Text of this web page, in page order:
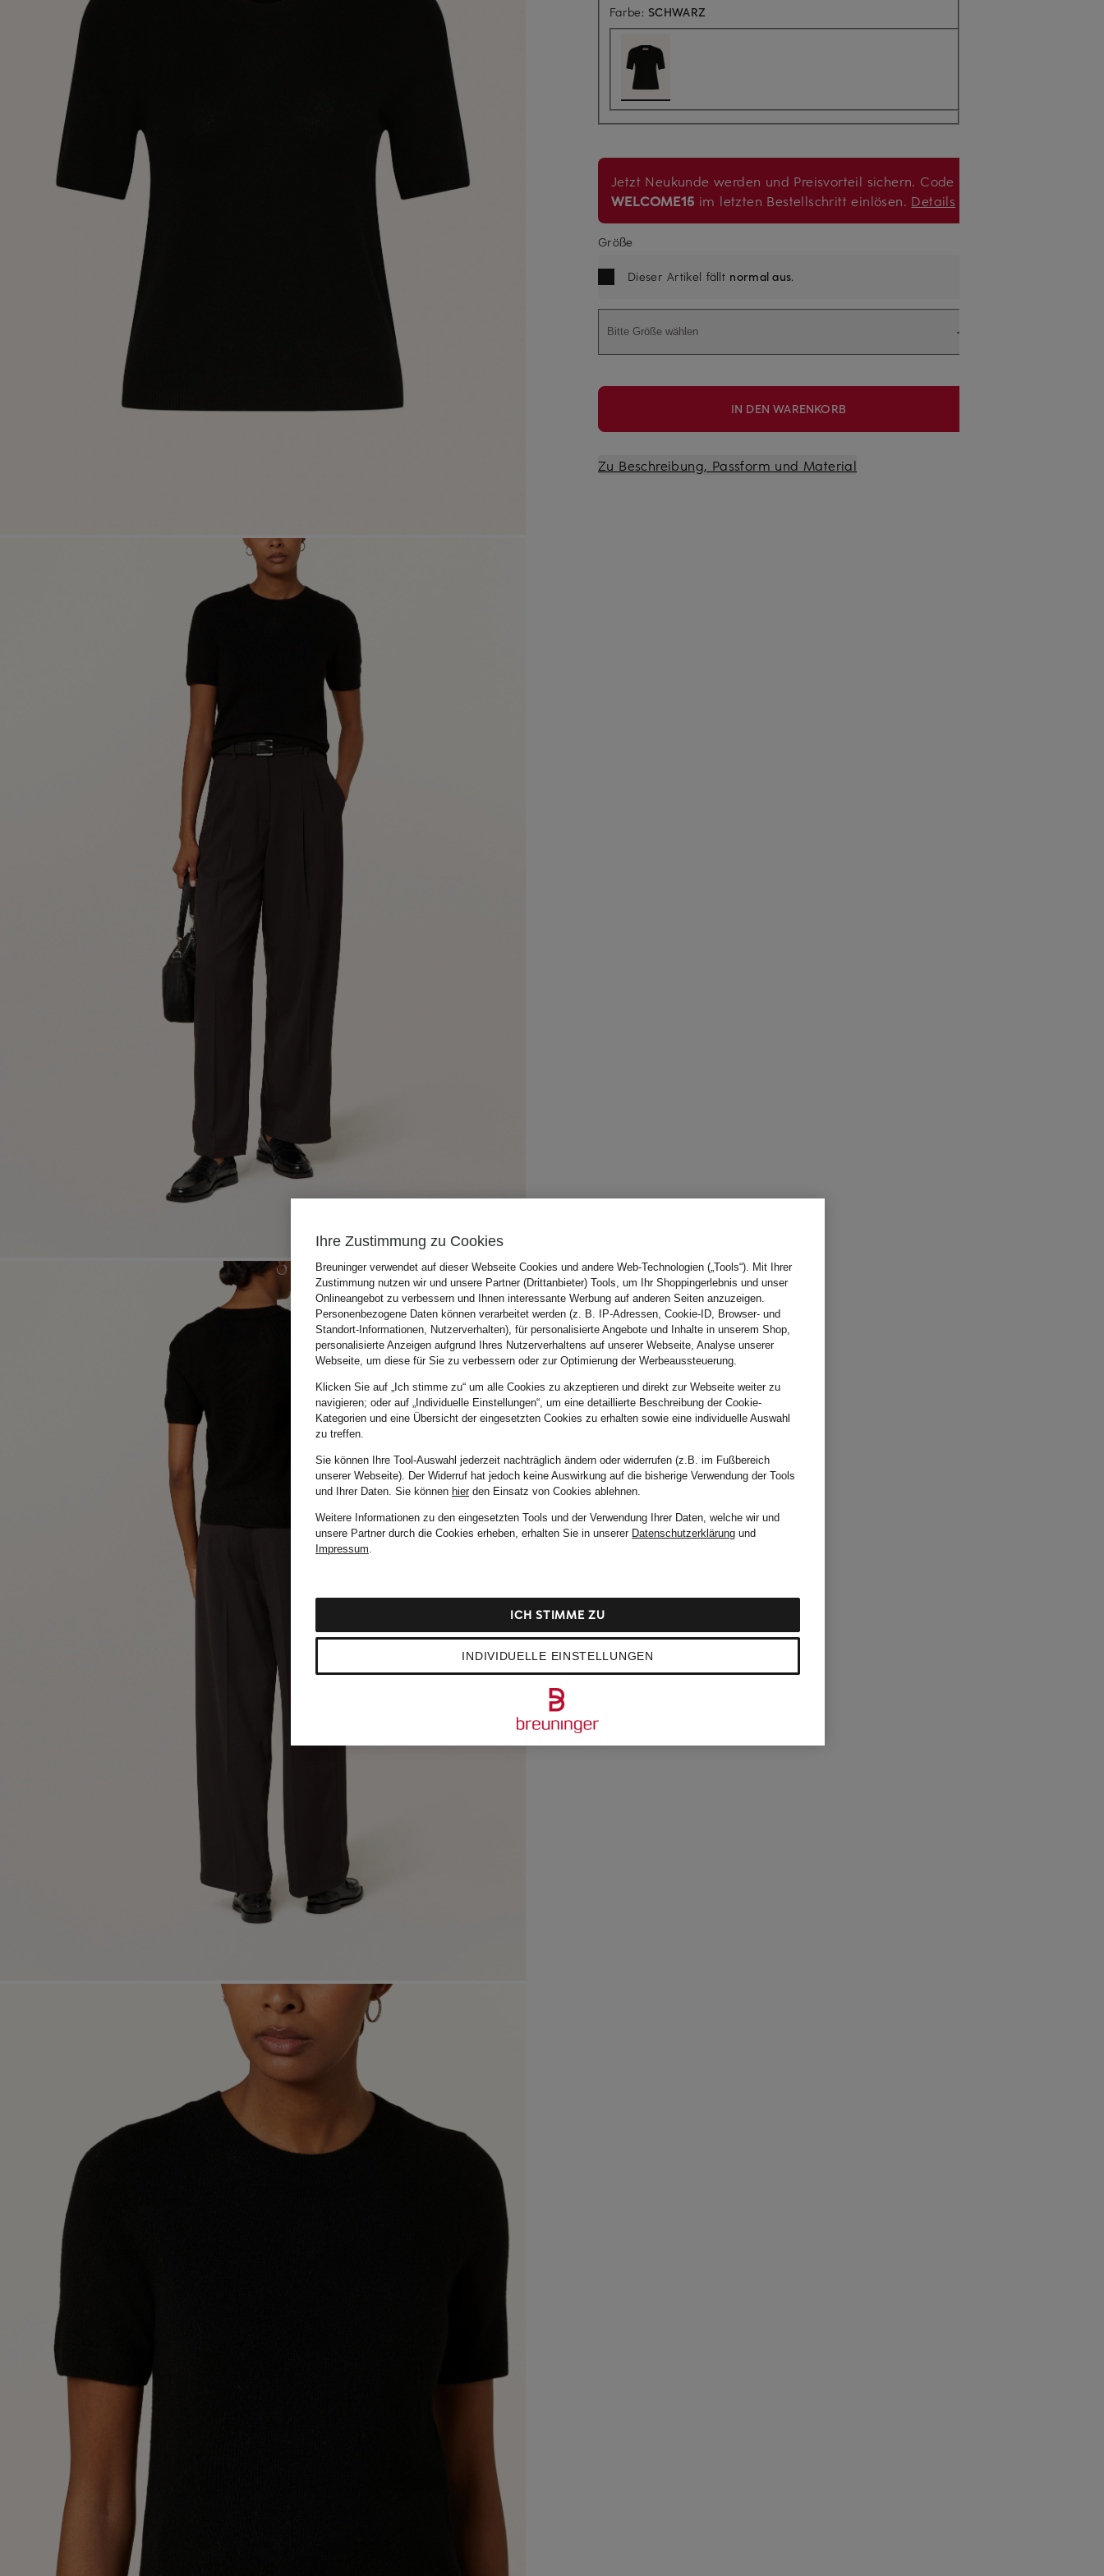
Farbe: SCHWARZ
Jetzt Neukunde werden und Preisvorteil sichern. Code
WELCOME15 im letzten Bestellschritt einlösen. Details
Größe
Dieser Artikel fällt normal aus.
Bitte Größe wählen
IN DEN WARENKORB
Zu Beschreibung, Passform und Material
Ihre Zustimmung zu Cookies
Breuninger verwendet auf dieser Webseite Cookies und andere Web-Technologien („Tools“). Mit Ihrer
Zustimmung nutzen wir und unsere Partner (Drittanbieter) Tools, um Ihr Shoppingerlebnis und unser
Onlineangebot zu verbessern und Ihnen interessante Werbung auf anderen Seiten anzuzeigen.
Personenbezogene Daten können verarbeitet werden (z. B. IP-Adressen, Cookie-ID, Browser- und
Standort-Informationen, Nutzerverhalten), für personalisierte Angebote und Inhalte in unserem Shop,
personalisierte Anzeigen aufgrund Ihres Nutzerverhaltens auf unserer Webseite, Analyse unserer
Webseite, um diese für Sie zu verbessern oder zur Optimierung der Werbeaussteuerung.
Klicken Sie auf „Ich stimme zu“ um alle Cookies zu akzeptieren und direkt zur Webseite weiter zu
navigieren; oder auf „Individuelle Einstellungen“, um eine detaillierte Beschreibung der Cookie-
Kategorien und eine Übersicht der eingesetzten Cookies zu erhalten sowie eine individuelle Auswahl
zu treffen.
Sie können Ihre Tool-Auswahl jederzeit nachträglich ändern oder widerrufen (z.B. im Fußbereich
unserer Webseite). Der Widerruf hat jedoch keine Auswirkung auf die bisherige Verwendung der Tools
und Ihrer Daten. Sie können hierden Einsatz von Cookies ablehnen.
Weitere Informationen zu den eingesetzten Tools und der Verwendung Ihrer Daten, welche wir und
unsere Partner durch die Cookies erheben, erhalten Sie in unserer Datenschutzerklärung und
Impressum.
INDIVIDUELLE EINSTELLUNGEN
ICH STIMME ZU